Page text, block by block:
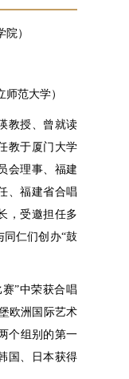
）
师范大学）
教授、曾就读
教于厦门大学
会理事、福建
、福建省合唱
，受邀担任多
同仁们创办“鼓
”中荣获合唱
欧洲国际艺术
个组别的第一
国、日本获得